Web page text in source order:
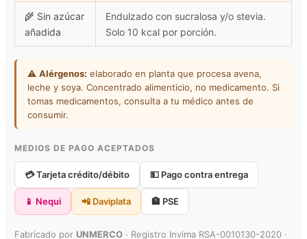
🌾 Sin azúcar
añadida
Endulzado con sucralosa y/o stevia.
Solo 10 kcal por porción.
⚠️Alérgenos: elaborado en planta que procesa avena,
leche y soya. Concentrado alimenticio, no medicamento. Si
tomas medicamentos, consulta a tu médico antes de
consumir.
MEDIOS DE PAGO ACEPTADOS
💳 Tarjeta crédito/débito 💵 Pago contra entrega
📱 Nequi 📲 Daviplata 🏦 PSE
Fabricado por UNMERCO · Registro Invima RSA-0010130-2020 ·